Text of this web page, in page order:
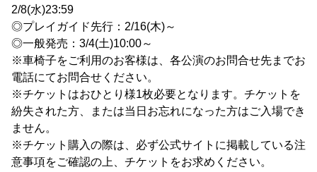
2/8(水)23:59
◎プレイガイド先行：2/16(木)～
◎一般発売：3/4(土)10:00～
※車椅子をご利用のお客様は、各公演のお問合せ先までお
電話にてお問合せください。
※チケットはおひとり様1枚必要となります。チケットを
紛失された方、または当日お忘れになった方はご入場でき
ません。
※チケット購入の際は、必ず公式サイトに掲載している注
意事項をご確認の上、チケットをお求めください。